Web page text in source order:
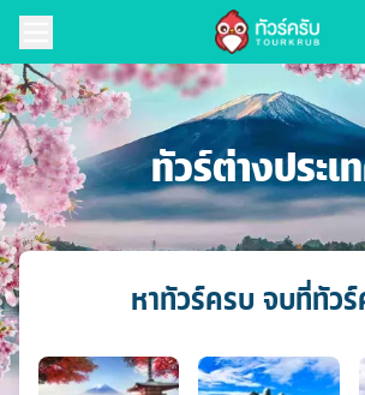
ทัวร์ต่างประเ
หาทัวร์ครบ จบที่ทัว